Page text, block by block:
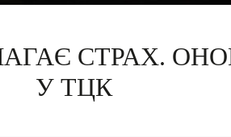
СТРАХ.
У ТЦК